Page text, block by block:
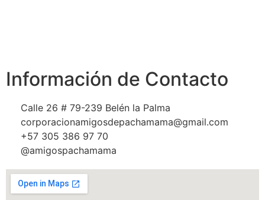
Información de Contacto
Calle 26 # 79-239 Belén la Palma
corporacionamigosdepachamama@gmail.com
+57 305 386 97 70
@amigospachamama